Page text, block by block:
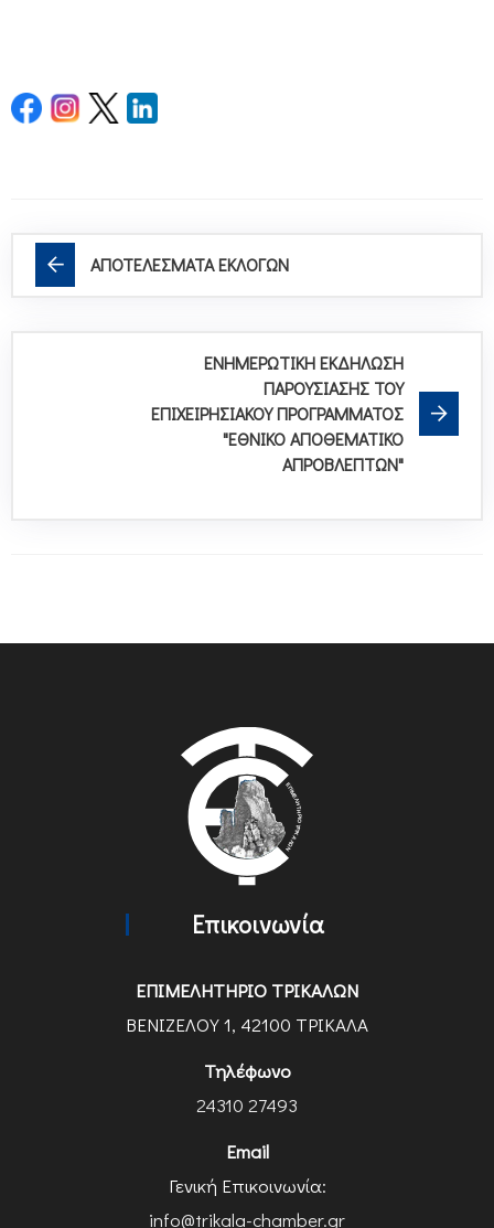
ΑΠΟΤΕΛΕΣΜΑΤΑ ΕΚΛΟΓΩΝ
ΕΝΗΜΕΡΩΤΙΚΗ ΕΚΔΗΛΩΣΗ
ΠΑΡΟΥΣΙΑΣΗΣ ΤΟΥ
ΕΠΙΧΕΙΡΗΣΙΑΚΟΥ ΠΡΟΓΡΑΜΜΑΤΟΣ
"ΕΘΝΙΚΟ ΑΠΟΘΕΜΑΤΙΚΟ
ΑΠΡΟΒΛΕΠΤΩΝ"
Επικοινωνία
ΕΠΙΜΕΛΗΤΗΡΙΟ ΤΡΙΚΑΛΩΝ
ΒΕΝΙΖΕΛΟΥ 1, 42100 ΤΡΙΚΑΛΑ
Τηλέφωνο
24310 27493
Email
Γενική Επικοινωνία:
info@trikala-chamber.gr